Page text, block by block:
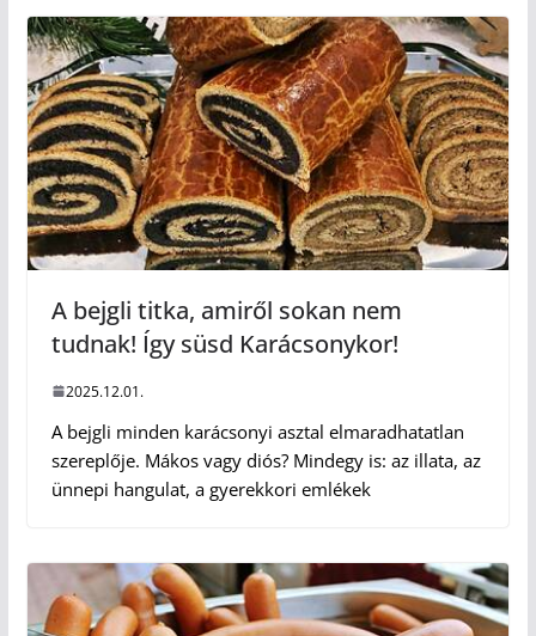
A bejgli titka, amiről sokan nem
tudnak! Így süsd Karácsonykor!
2025.12.01.
A bejgli minden karácsonyi asztal elmaradhatatlan
szereplője. Mákos vagy diós? Mindegy is: az illata, az
ünnepi hangulat, a gyerekkori emlékek